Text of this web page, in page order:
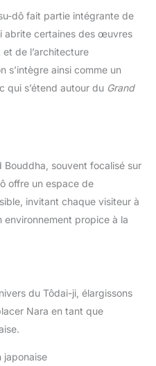
dô fait partie intégrante de
abrite certaines des œuvres
de l’architecture
s’intègre ainsi comme un
qui s’étend autour du Grand
Bouddha, souvent focalisé sur
offre un espace de
invitant chaque visiteur à
environnement propice à la
du Tôdai-ji, élargissons
Nara en tant que
japonaise